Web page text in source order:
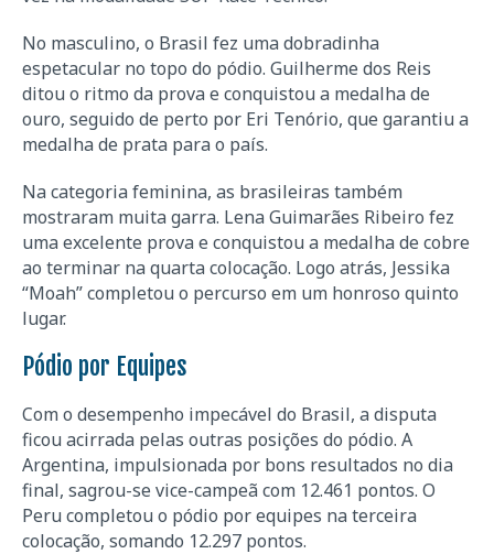
No masculino, o Brasil fez uma dobradinha
espetacular no topo do pódio. Guilherme dos Reis
ditou o ritmo da prova e conquistou a medalha de
ouro, seguido de perto por Eri Tenório, que garantiu a
medalha de prata para o país.
Na categoria feminina, as brasileiras também
mostraram muita garra. Lena Guimarães Ribeiro fez
uma excelente prova e conquistou a medalha de cobre
ao terminar na quarta colocação. Logo atrás, Jessika
“Moah” completou o percurso em um honroso quinto
lugar.
Pódio por Equipes
Com o desempenho impecável do Brasil, a disputa
ficou acirrada pelas outras posições do pódio. A
Argentina, impulsionada por bons resultados no dia
final, sagrou-se vice-campeã com 12.461 pontos. O
Peru completou o pódio por equipes na terceira
colocação, somando 12.297 pontos.